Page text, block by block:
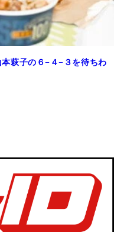
萩子の６−４−３を待ちわ